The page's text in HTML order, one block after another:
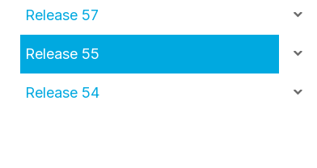
Release 57
Release 55
Release 54